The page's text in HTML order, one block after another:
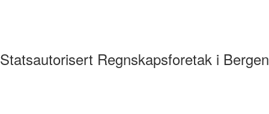
Statsautorisert Regnskapsforetak i Bergen